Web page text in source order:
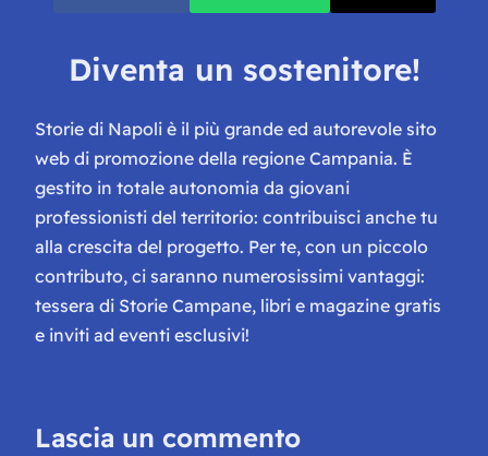
Diventa un sostenitore!
Storie di Napoli è il più grande ed autorevole sito
web di promozione della regione Campania. È
gestito in totale autonomia da giovani
professionisti del territorio: contribuisci anche tu
alla crescita del progetto. Per te, con un piccolo
contributo, ci saranno numerosissimi vantaggi:
tessera di Storie Campane, libri e magazine gratis
e inviti ad eventi esclusivi!
Lascia un commento